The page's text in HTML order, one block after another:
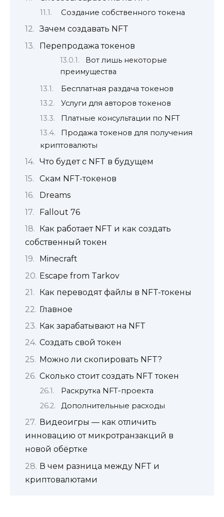
Создание собственного токена
Зачем создавать NFT
Перепродажа токенов
Вот лишь некоторые
преимущества
Бесплатная раздача токенов
Услуги для авторов токенов
Платные консультации по NFT
Продажа токенов для получения
криптовалюты
Что будет с NFT в будущем
Скам NFT-токенов
Dreams
Fallout 76
Как работает NFT и как создать
собственный токен
Minecraft
Escape from Tarkov
Как переводят файлы в NFT-токены
Главное
Как зарабатывают на NFT
Создать свой токен
Можно ли скопировать NFT?
Сколько стоит создать NFT токен
Раскрутка NFT-проекта
Дополнительные расходы
Видеоигры — как отличить
инновацию от микротранзакций в
новой обёртке
В чем разница между NFT и
криптовалютами